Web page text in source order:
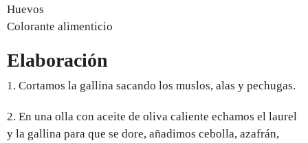
Huevos
Colorante alimenticio
Elaboración
1. Cortamos la gallina sacando los muslos, alas y pechugas.
2. En una olla con aceite de oliva caliente echamos el laurel
y la gallina para que se dore, añadimos cebolla, azafrán,